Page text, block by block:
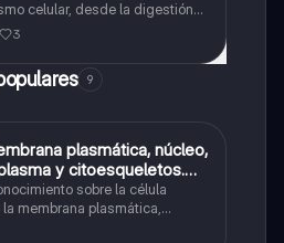
celular, desde la digestión
de ATP. Perfecto
entender cómo se
el cuerpo humano
3
9
plasmática, núcleo,
de la celula eucariota
sobre la célula
membrana plasmática,
y citoesqueleto.